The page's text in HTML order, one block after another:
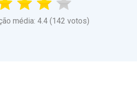
média: 4.4 (142 votos)